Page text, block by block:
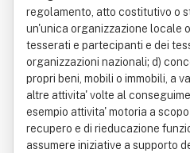
regolamento, atto costitutivo o
un'unica organizzazione locale
tesserati e partecipanti e dei
organizzazioni nazionali; d)
propri beni, mobili o immobili, a
altre attivita' volte al
esempio attivita' motoria a
recupero e di rieducazione
assumere iniziative a supporto